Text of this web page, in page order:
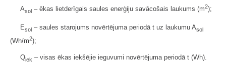
Asol – ēkas lietderīgais saules enerģiju savācošais laukums (m2);
Esol – saules starojums novērtējuma periodā t uz laukumu Asol
(Wh/m2);
Qiek – visas ēkas iekšējie ieguvumi novērtējuma periodā t (Wh).